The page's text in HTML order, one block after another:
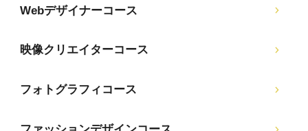
Webデザイナーコース
映像クリエイターコース
フォトグラフィコース